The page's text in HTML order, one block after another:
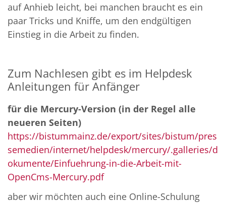
auf Anhieb leicht, bei manchen braucht es ein
paar Tricks und Kniffe, um den endgültigen
Einstieg in die Arbeit zu finden.
Zum Nachlesen gibt es im Helpdesk
Anleitungen für Anfänger
für die Mercury-Version (in der Regel alle
neueren Seiten)
https://bistummainz.de/export/sites/bistum/pres
semedien/internet/helpdesk/mercury/.galleries/d
okumente/Einfuehrung-in-die-Arbeit-mit-
OpenCms-Mercury.pdf
aber wir möchten auch eine Online-Schulung